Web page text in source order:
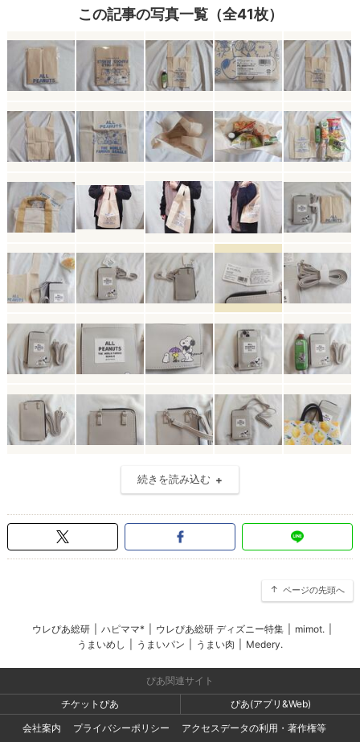
この記事の写真一覧（全41枚）
続きを読み込む
ページの先頭へ
ウレぴあ総研 ハピママ* ウレぴあ総研 ディズニー特集 mimot.
うまいめし
うまいパン うまい肉 Medery.
ぴあ関連サイト
チケットぴあ
ぴあ(アプリ&Web)
会社案内
プライバシーポリシー
アクセスデータの利用・著作権等